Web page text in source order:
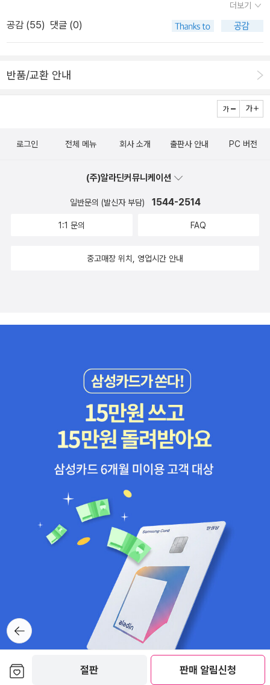
절판 판매 알림신청
안 안데르센 지음, 빌헬름 페데르센 외 그림, 햇살과나무꾼 옮김 / 시
위한 가치 사전 레오 G. 린더.도리스 멘들레비치 지음, 자비네 크리스
어머니, 마더 데레사 레오 마스부르크 지음, 김태희 옮김 / 민음인 / 2
010년 8월 그리고 다른 출판사에서 나온 마더 테레사 관련책들도 함
께 넣어보았다.나도 하버드에 갈 수 있다 1 / 2 켄트 김 지음 / H.Hou
사람in / 2010년 9월 하루 1시간 영어독서의 힘 이두원 지음 / 글로
지 가득되는 지문을 읽고 독해를 해야하는 문제라 시간이 모잘라 마
지막 5문제 정도는 못 풀었다고 하네요. 같은 반 싱가폴 아이들도 한
국 아이들도 모두 이구동성으로 시험문제가 어려웠다고 하는데, 개인
어, 8월 초에는 수학 시험이 있으니, 수학은 정해진 시간동안 다 풀 수
있었으면 하네요. - 아무래도 공부를 좀 더 해야겠지요? ㅋㅋ 그래도
싱가포르에서 지낸 2년 동안 영어에 자신감을 가지고 있는 아이라 그
서와 문제집을 갖고 왔는데 슬슬 2학기 교과서와 문제집도 갖춰야 할
사 두었던 교과서도 아직 다 공부를 마치지 못했네요.그래도 2학기
교과서와 문제집도 가지고 있어야 할 것 같아서 이리저리 눈여겨보고
함께 갖춰놓아야겠구요.직접 보고 고르면 좋은데, 늘 그렇게 할 수 없
나마 위안을 얻는 중이랍니다. ^^전과도 한 세트 갖춰놓으면 괜찮을
지가 아직 안 보여서 ......수학 실력을 높이기에 좋은 올림피아드 문제
들.수학에서는 워낙 유명한 개념원리 문제집들도 역시 눈에 띈다.아
이콘 수능영단어 오주성 외 지음 / 잉글에듀 / 2010년 7월사도행전
속으로 이재철 지음 / 홍성사 / 2010년 7월 미치도록 드라마틱한 세
계, 미드 남명희 지음 / 현실문화연구(현문서가) / 2010년 7월영어
공부에도 도움이 되는 미드. 그 재미있는 세상 속으로 들어가볼 수 있
는 책일 듯 싶은데...청소년들을 위한 책은 언제나 좋다. 우리 아이도
언젠가는 십대 후반이 될텐데, 그 때가 되면 나 혼자 읽지 않고 우리
아이와 토론하면서 신나게 읽을 수 있겠지? 얼른 그 날이 오기만 손
꼽아 기다린다. ㅎㅎ에나 버닝 섀넌 헤일 지음, 노은정 옮김 / 책그릇
/ 2010년 7월리버 시크릿 섀넌 헤일 지음, 노은정 옮김 / 책그릇 / 2
010년 7월뉴베리 아너상을 수상한 작가 섀넌 헤일의 '베이언의 소녀
들' 시리즈는 정말 재미있을 것 같다. 파브르 식물 이야기 1/파브르 식
물 이야기 2 장 앙리 파브르 지음, 추둘란 엮음, 이제호 그림 / 사계절
출판사 / 2010년 7월 사계절에서 나온 파브르 이야기라서 그런지 우
리 아이에게 더 주고 싶은 책이다.세상에 대하여 우리가 더 잘 알아야
할 교양 세트 - 전2권 아드리안 쿠퍼 지음, 전국사회교사모임 옮김,
박창순 감수 / 내인생의책 / 2010년 7월열두 살 키라의 만화 경제 교
과서 세트 - 전3권 최선규 외 글, 추연규 그림 / 을파소 / 2010년 6월
더보기
공감 (55) 댓글 (0)
반품/교환 안내
뒤로가
기
로그인 전체 메뉴 회사 소개 출판사 안내 PC 버전
(주)알라딘커뮤니케이션
일반문의 (발신자 부담) 1544-2514
1:1 문의 FAQ
중고매장 위치, 영업시간 안내